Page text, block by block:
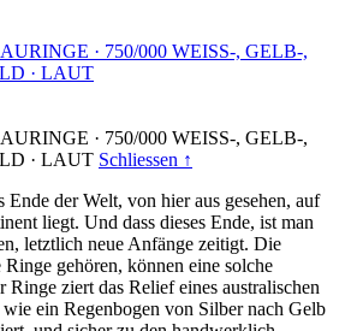
· 750/000 WEISS-, GELB-,
· LAUT
· 750/000 WEISS-, GELB-,
· LAUT Schliessen ↑
Ende der Welt, von hier aus gesehen, auf
liegt. Und dass dieses Ende, ist man
letztlich neue Anfänge zeitigt. Die
gehören, können eine solche
Ringe ziert das Relief eines australischen
wie ein Regenbogen von Silber nach Gelb